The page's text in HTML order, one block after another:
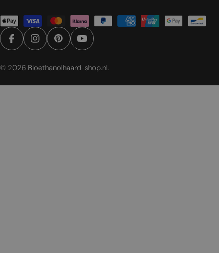
Betaalmethoden
FacebookInstagramPinterestYouTube
© 2026 Bioethanolhaard-shop.nl.